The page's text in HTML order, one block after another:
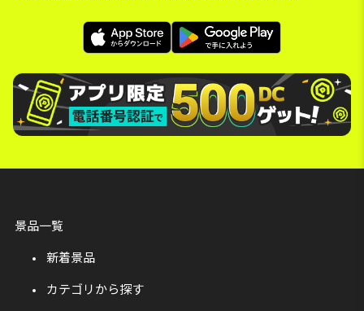
景品一覧
新着景品
カテゴリから探す